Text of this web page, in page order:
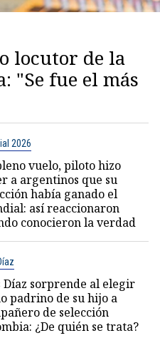
locutor de la
"Se fue el más
2026
vuelo, piloto hizo
a argentinos que su
había ganado el
así reaccionaron
conocieron la verdad
Díaz sorprende al elegir
padrino de su hijo a
de selección
¿De quién se trata?